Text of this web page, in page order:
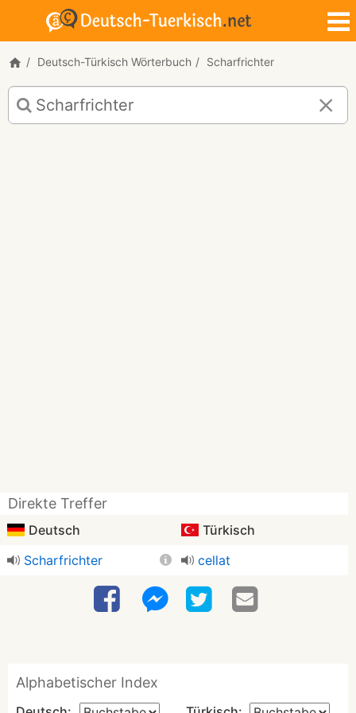
Deutsch-Türkisch Wörterbuch Scharfrichter
Deutsch-
Türkisch
Übersetzung
Direkte Treffer
Deutsch
Türkisch
Scharfrichter
cellat
Alphabetischer Index